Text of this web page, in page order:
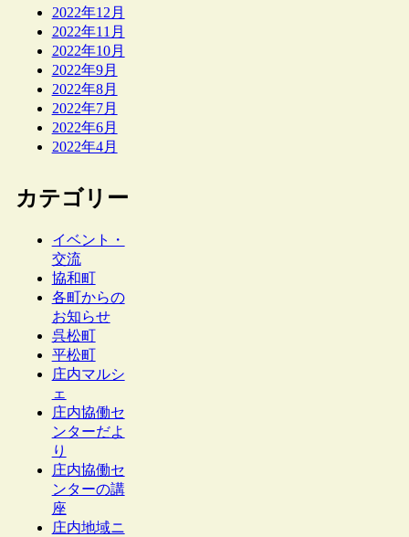
2022年12月
2022年11月
2022年10月
2022年9月
2022年8月
2022年7月
2022年6月
2022年4月
カテゴリー
イベント・
交流
協和町
各町からの
お知らせ
呉松町
平松町
庄内マルシ
ェ
庄内協働セ
ンターだよ
り
庄内協働セ
ンターの講
座
庄内地域ニ